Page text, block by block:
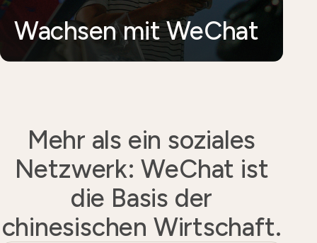
Wachsen mit WeChat
Mehr als ein soziales
Netzwerk: WeChat ist
die Basis der
chinesischen Wirtschaft.